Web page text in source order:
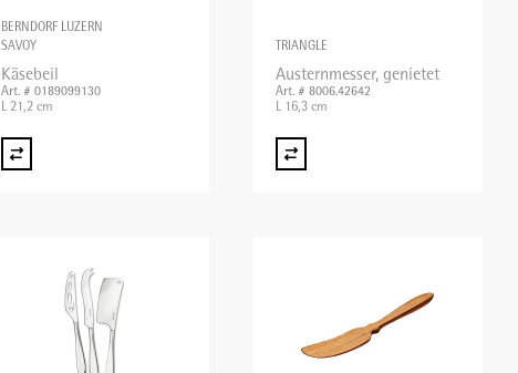
BERNDORF LUZERN
SAVOY
Käsebeil
Art. # 0189099130
L 21,2 cm
TRIANGLE
Austernmesser, genietet
Art. # 8006.42642
L 16,3 cm